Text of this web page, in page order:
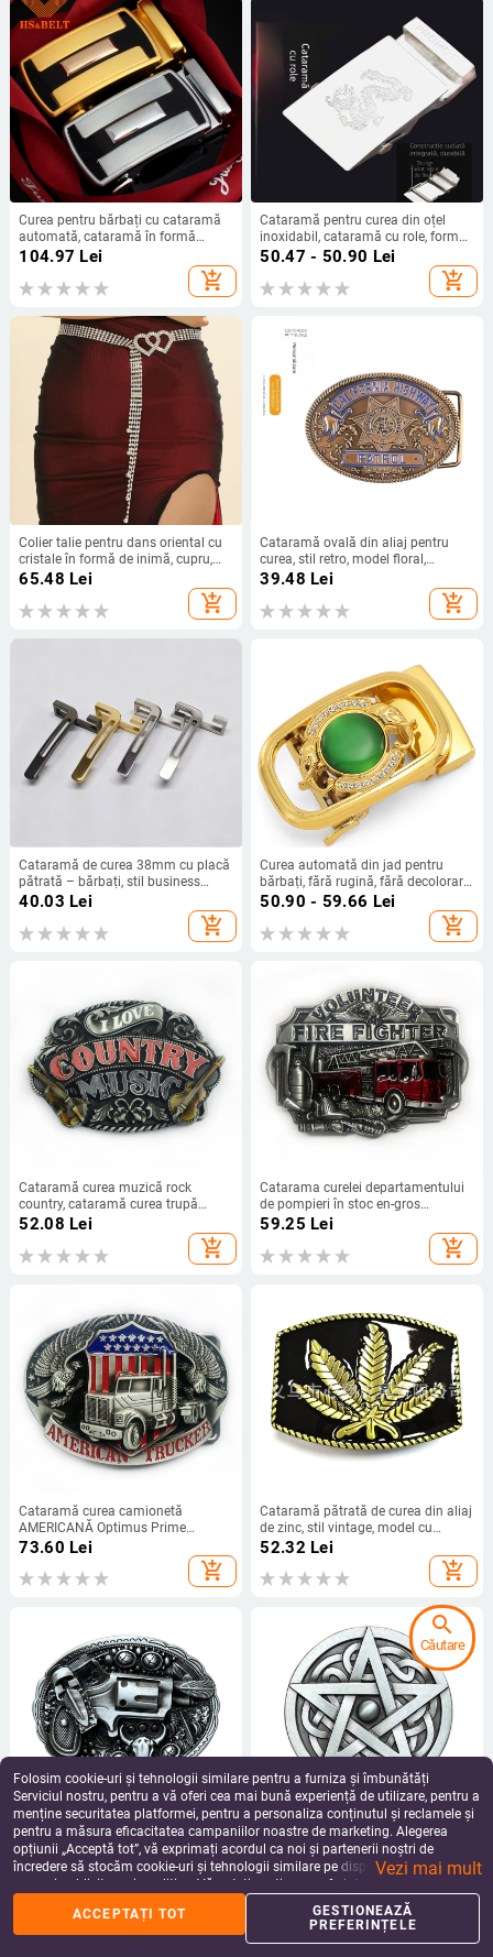
Curea pentru bărbați cu cataramă
automată, cataramă în formă
elipsă din aliaj, pentru uz
104.97 Lei
add_shopping_cart
Cataramă pentru curea din oțel
inoxidabil, cataramă cu role, formă
dreptunghiulară, linie netedă/plată,
pentru bărbați, stil minimalist, clips
pentru curea
50.47 - 50.90 Lei
add_shopping_cart
Colier talie pentru dans oriental cu
cristale în formă de inimă, cupru,
cataramă romb, catarama netedă,
65.48 Lei
add_shopping_cart
Cataramă ovală din aliaj pentru
curea, stil retro, model floral,
cataramă plată netedă, știft
39.48 Lei
add_shopping_cart
Cataramă de curea 38mm cu placă
pătrată – bărbați, stil business
casual
40.03 Lei
add_shopping_cart
Curea automată din jad pentru
bărbați, fără rugină, fără decolorare,
la preț redus, fără cataramă
separată din aliaj, la preț redus
50.90 - 59.66 Lei
add_shopping_cart
Cataramă curea muzică rock
country, cataramă curea trupă
COUNTRY MUSIC, cataramă curea
personalizată pentru chitară blugi
52.08 Lei
add_shopping_cart
Catarama curelei departamentului
de pompieri în stoc en-gros
cataramă curea din aliaj serie
personalitate la modă pentru blugi
59.25 Lei
add_shopping_cart
Cataramă curea camionetă
AMERICANĂ Optimus Prime
TRUCKER Cataramă curea casual
cataramă europeană și americană
pentru pantaloni la modă
73.60 Lei
add_shopping_cart
Cataramă pătrată de curea din aliaj
de zinc, stil vintage, model cu
frunză de arțar negru și galben cu
detaliu de frunză verde, unisex.
52.32 Lei
add_shopping_cart
Cataramă de curea în formă de
pistol din aliaj de zinc, stil vest,
unisex
67.52Lei
add_shopping_cart
Cataramă de curea cu nod celtic
din aliaj de zinc, stea cu cinci
colțuri, cowboy occidental, comerț
exterior transfrontalier, Europa și
Statele Unite, aprovizionare
electronică
53.17Lei
add_shopping_cart
Folosim cookie-uri și tehnologii similare pentru a furniza și îmbunătăți
Serviciul nostru, pentru a vă oferi cea mai bună experiență de utilizare, pentru a
menține securitatea platformei, pentru a personaliza conținutul și reclamele și
pentru a măsura eficacitatea campaniilor noastre de marketing. Alegerea
opțiunii „Acceptă tot”, vă exprimați acordul ca noi și partenerii noștri de
încredere să stocăm cookie-uri și tehnologii similare pe dispozitivul dvs. în
scopuri publicitare și analitice. Vă puteți gestiona preferințele în orice moment
făcând clic pe „Gestionează preferințele”. Pentru mai multe informații, vă
rugăm să consultațiPolitica noastră de confidențialitate.
Vezi mai mult
ACCEPTAȚI TOT
GESTIONEAZĂ
PREFERINȚELE
search
Căutare